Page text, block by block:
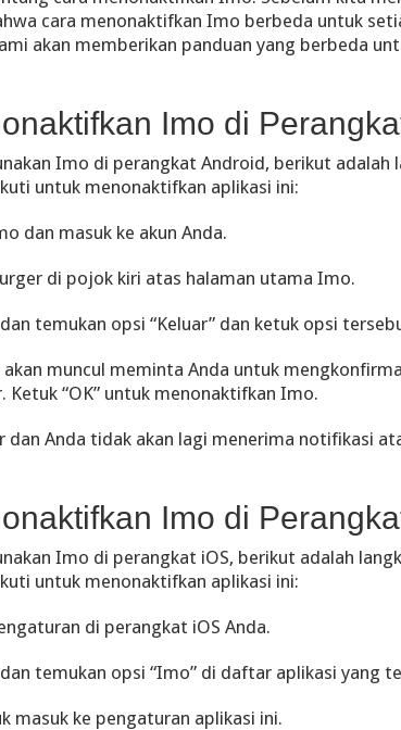
cara menonaktifkan Imo berbeda untuk
akan memberikan panduan yang berbeda
Imo di
Imo di perangkat Android, berikut adalah
untuk menonaktifkan aplikasi ini:
dan masuk ke akun Anda.
di pojok kiri atas halaman utama Imo.
temukan opsi “Keluar” dan ketuk opsi
akan muncul meminta Anda untuk
Ketuk “OK” untuk menonaktifkan Imo.
dan Anda tidak akan lagi menerima notifikasi
Imo di
Imo di perangkat iOS, berikut adalah
untuk menonaktifkan aplikasi ini:
di perangkat iOS Anda.
temukan opsi “Imo” di daftar aplikasi yang
masuk ke pengaturan aplikasi ini.